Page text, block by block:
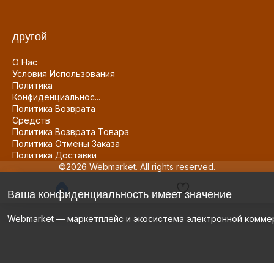
другой
О Нас
Условия Использования
Политика
Конфиденциальнос...
Политика Возврата
Средств
Политика Возврата Товара
Политика Отмены Заказа
Политика Доставки
©2026 Webmarket. All rights reserved.
Ваша конфиденциальность имеет значение
Webmarket — маркетплейс и экосистема электронной